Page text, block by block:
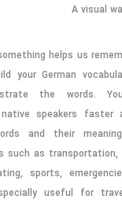
A visual
helps us
your German
the words.
speakers faster
and their
such as transportation,
sports,
useful for